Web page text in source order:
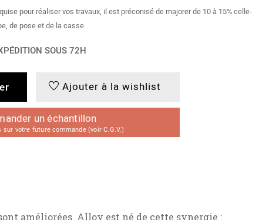
pour réaliser vos travaux, il est préconisé de majorer de 10 à 15% celle-
de pose et de la casse.
SOUS 72H
Ajouter à la wishlist
un échantillon
sur votre future commande (voir C.G.V.)
améliorées. Alloy est né de cette synergie :